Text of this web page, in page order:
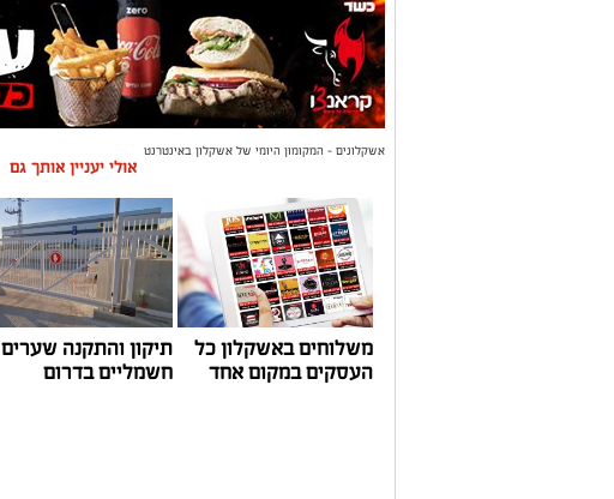
אשקלונים - המקומון היומי של אשקלון באינטרנט
אולי יעניין אותך גם
משלוחים באשקלון כל
העסקים במקום אחד
תיקון והתקנה שערים
חשמליים בדרום